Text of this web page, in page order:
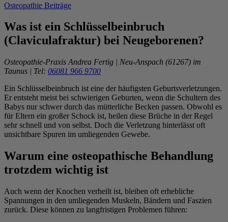
Osteopathie Beiträge
Was ist ein Schlüsselbeinbruch
(Claviculafraktur) bei Neugeborenen?
Osteopathie-Praxis Andrea Fertig | Neu-Anspach (61267) im
Taunus | Tel: 06081 966 9700
Ein Schlüsselbeinbruch ist eine der häufigsten Geburtsverletzungen.
Er entsteht meist bei schwierigen Geburten, wenn die Schultern des
Babys nur schwer durch das mütterliche Becken passen. Obwohl es
für Eltern ein großer Schock ist, heilen diese Brüche in der Regel
sehr schnell und von selbst. Doch die Verletzung hinterlässt oft
unsichtbare Spuren im umliegenden Gewebe.
Warum eine osteopathische Behandlung
trotzdem wichtig ist
Auch wenn der Knochen verheilt ist, bleiben oft erhebliche
Spannungen in den umliegenden Muskeln, Bändern und Faszien
zurück. Diese können zu langfristigen Problemen führen: